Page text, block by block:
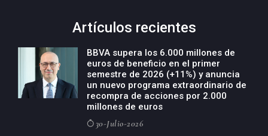
Artículos recientes
BBVA supera los 6.000 millones de
euros de beneficio en el primer
semestre de 2026 (+11%) y anuncia
un nuevo programa extraordinario de
recompra de acciones por 2.000
millones de euros
30-Julio-2026